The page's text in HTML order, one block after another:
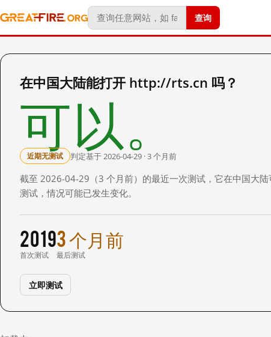
查询
在中国大陆能打开 http://rts.cn 吗？
可以。
近期无测试 判定基于 2026-04-29 · 3 个月前
截至 2026-04-29（3 个月前）的最近一次测试，它在中国大
测试，情况可能已发生变化。
2019
首次测试
3 个月前
最后测试
立即测试